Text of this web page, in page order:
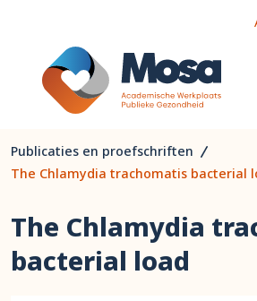
Publicaties en proefschriften
The Chlamydia trachomatis bacterial
The Chlamydia
bacterial load